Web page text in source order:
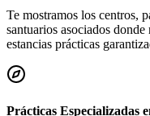
Te mostramos los centros,
santuarios asociados
estancias prácticas
Prácticas Especializadas